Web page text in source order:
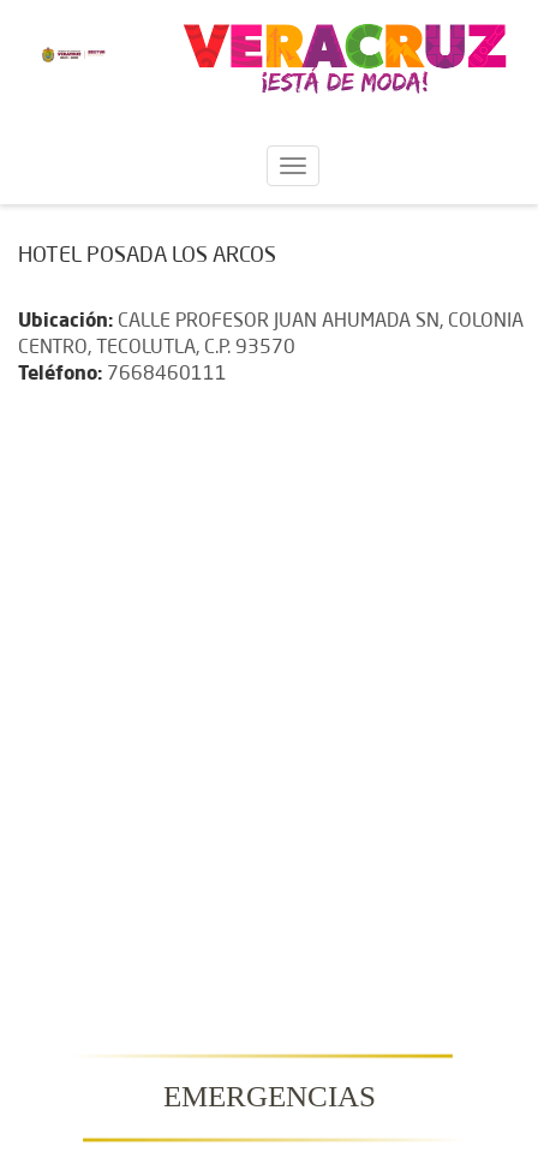
HOTEL POSADA LOS ARCOS
Ubicación: CALLE PROFESOR JUAN AHUMADA SN, COLONIA
CENTRO, TECOLUTLA, C.P. 93570
Teléfono: 7668460111
EMERGENCIAS